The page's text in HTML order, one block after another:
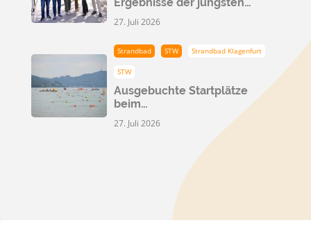
27. Juli 2026
Strandbad STW Strandbad Klagenfurt
STW
Ausgebuchte Startplätze
beim…
27. Juli 2026